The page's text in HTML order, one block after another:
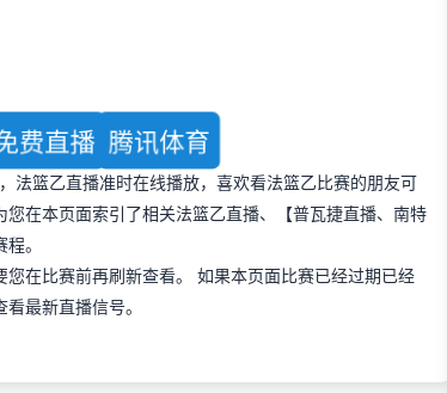
费直播 腾讯体育
法篮乙直播准时在线播放，喜欢看法篮乙比赛的朋友可
在本页面索引了相关法篮乙直播、【普瓦捷直播、南特
。
您在比赛前再刷新查看。 如果本页面比赛已经过期已经
最新直播信号。